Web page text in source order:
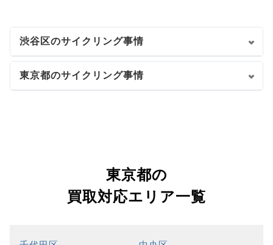
渋谷区のサイクリング事情
東京都のサイクリング事情
東京都の
買取対応エリア一覧